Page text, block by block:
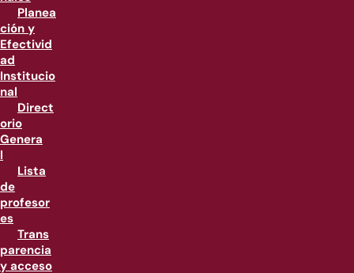
Planea
ción y
Efectivid
ad
Institucio
nal
Direct
orio
Genera
l
Lista
de
profesor
es
Trans
parencia
y acceso